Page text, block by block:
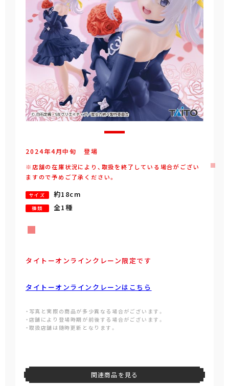
2024年4月中旬 登場
※店舗の在庫状況により、取扱を終了している場合がござい
ますので予めご了承ください。
サイズ 約18cm
種類 全1種
タイトーオンラインクレーン限定です
タイトーオンラインクレーンはこちら
・写真と実際の商品が多少異なる場合がございます。
・店舗により登場時期が前後する場合がございます。
・取扱店舗は随時更新となります。
関連商品を見る